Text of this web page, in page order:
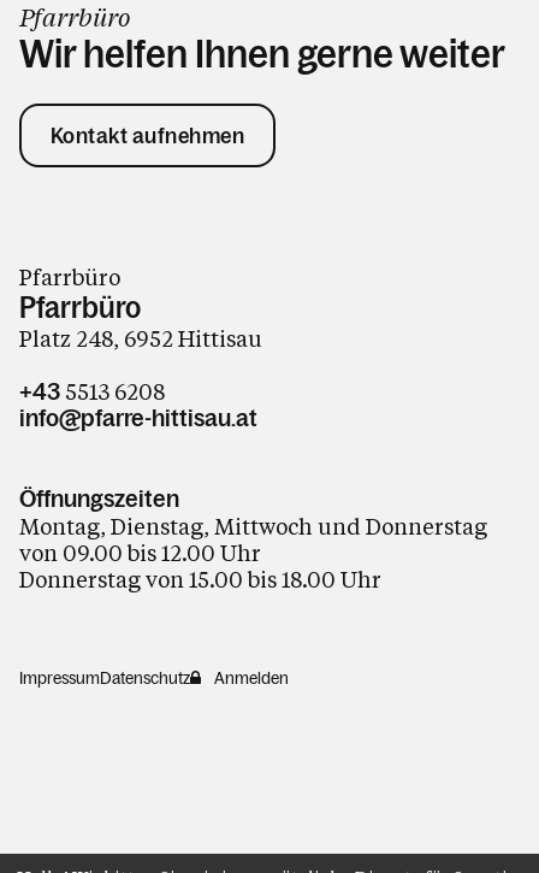
Pfarrbüro
Wir helfen Ihnen gerne weiter
Kontakt aufnehmen
Pfarrbüro
Pfarrbüro
Platz 248, 6952 Hittisau
+43 5513 6208
info@pfarre-hittisau.at
Öffnungszeiten
Montag, Dienstag, Mittwoch und Donnerstag
von 09.00 bis 12.00 Uhr
Donnerstag von 15.00 bis 18.00 Uhr
ImpressumDatenschutz Anmelden